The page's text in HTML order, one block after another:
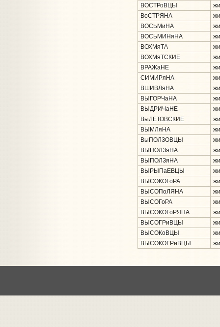
ВОСТРоВЦЫ
ВоСТРЯНА
ВОСЬМиНА
ВОСЬМИНяНА
ВОХМяТА
ВОХМяТСКИЕ
ВРАЖаНЕ
СИМИРяНА
ВШИВЛяНА
ВЫГОРЧаНА
ВЫДРИЧаНЕ
ВыЛЕТОВСКИЕ
ВЫМЛяНА
ВыПОЛЗОВЦЫ
ВЫПОЛЗяНА
ВЫПОЛЗяНА
ВЫРЫПаЕВЦЫ
ВЫСОКОГоРА
ВЫСОПоЛЯНА
ВЫСОГоРА
ВЫСОКОГоРЯНА
ВЫСОГРиВЦЫ
ВЫСОКоВЦЫ
ВЫСОКОГРиВЦЫ